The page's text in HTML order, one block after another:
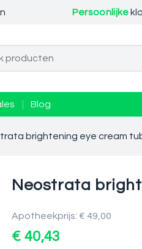
Persoonlijke
Blog
brightening eye cream
Neostrata
Apotheekprijs: € 49,00
€ 40,43